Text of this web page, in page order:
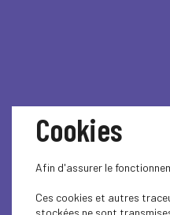
Cookies
Afin d'assurer le
Ces cookies et autres
stockées ne sont